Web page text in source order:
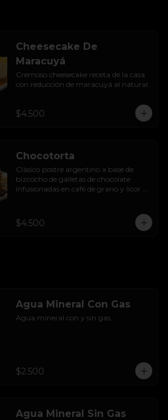
Cheesecake De
Maracuyá
Cremoso cheesecake receta de la casa
con reducción de maracuyá al natural.
$4.500
Chocotorta
Clásico postre argentino a base de
bizcocho de galletas de chocolate
infusionadas en café de grano y licor de
$4.500
Agua Mineral Con Gas
Agua mineral con y sin gas.
$2.500
Agua Mineral Sin Gas